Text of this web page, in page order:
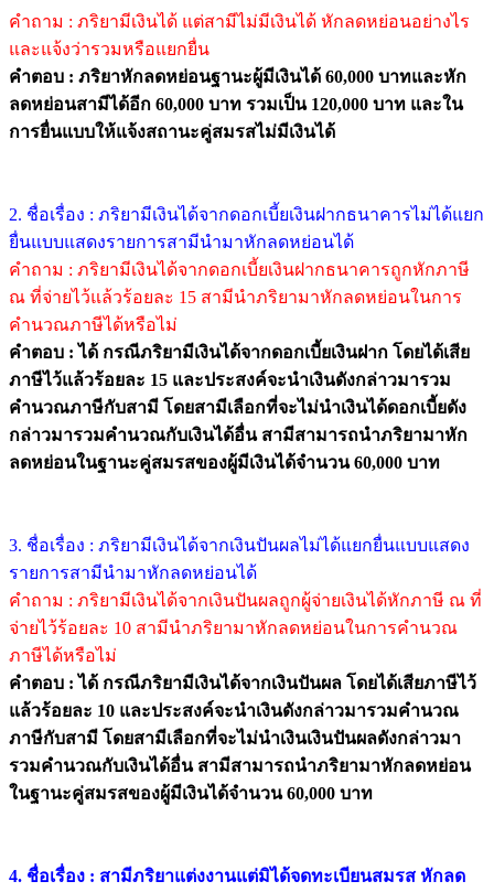
คำถาม : ภริยามีเงินได้ แต่สามีไม่มีเงินได้ หักลดหย่อนอย่างไร
และแจ้งว่ารวมหรือแยกยื่น
คำตอบ : ภริยาหักลดหย่อนฐานะผู้มีเงินได้ 60,000 บาทและหัก
ลดหย่อนสามีได้อีก 60,000 บาท รวมเป็น 120,000 บาท และใน
การยื่นแบบให้แจ้งสถานะคู่สมรสไม่มีเงินได้
2. ชื่อเรื่อง : ภริยามีเงินได้จากดอกเบี้ยเงินฝากธนาคารไม่ได้แยก
ยื่นแบบแสดงรายการสามีนำมาหักลดหย่อนได้
คำถาม : ภริยามีเงินได้จากดอกเบี้ยเงินฝากธนาคารถูกหักภาษี
ณ ที่จ่ายไว้แล้วร้อยละ 15 สามีนำภริยามาหักลดหย่อนในการ
คำนวณภาษีได้หรือไม่
คำตอบ : ได้ กรณีภริยามีเงินได้จากดอกเบี้ยเงินฝาก โดยได้เสีย
ภาษีไว้แล้วร้อยละ 15 และประสงค์จะนำเงินดังกล่าวมารวม
คำนวณภาษีกับสามี โดยสามีเลือกที่จะไม่นำเงินได้ดอกเบี้ยดัง
กล่าวมารวมคำนวณกับเงินได้อื่น สามีสามารถนำภริยามาหัก
ลดหย่อนในฐานะคู่สมรสของผู้มีเงินได้จำนวน 60,000 บาท
3. ชื่อเรื่อง : ภริยามีเงินได้จากเงินปันผลไม่ได้แยกยื่นแบบแสดง
รายการสามีนำมาหักลดหย่อนได้
คำถาม : ภริยามีเงินได้จากเงินปันผลถูกผู้จ่ายเงินได้หักภาษี ณ ที่
จ่ายไว้ร้อยละ 10 สามีนำภริยามาหักลดหย่อนในการคำนวณ
ภาษีได้หรือไม่
คำตอบ : ได้ กรณีภริยามีเงินได้จากเงินปันผล โดยได้เสียภาษีไว้
แล้วร้อยละ 10 และประสงค์จะนำเงินดังกล่าวมารวมคำนวณ
ภาษีกับสามี โดยสามีเลือกที่จะไม่นำเงินเงินปันผลดังกล่าวมา
รวมคำนวณกับเงินได้อื่น สามีสามารถนำภริยามาหักลดหย่อน
ในฐานะคู่สมรสของผู้มีเงินได้จำนวน 60,000 บาท
4. ชื่อเรื่อง : สามีภริยาแต่งงานแต่มิได้จดทะเบียนสมรส หักลด